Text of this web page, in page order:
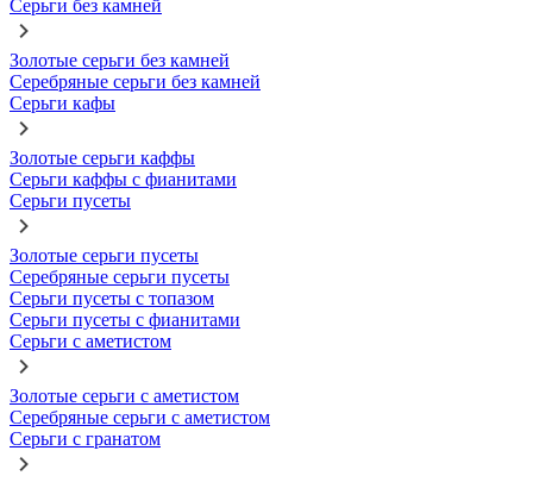
Серьги без камней
Золотые серьги без камней
Серебряные серьги без камней
Серьги кафы
Золотые серьги каффы
Серьги каффы с фианитами
Серьги пусеты
Золотые серьги пусеты
Серебряные серьги пусеты
Серьги пусеты с топазом
Серьги пусеты с фианитами
Серьги с аметистом
Золотые серьги с аметистом
Серебряные серьги с аметистом
Серьги с гранатом